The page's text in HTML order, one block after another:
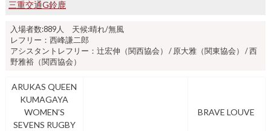
三重交通G鈴鹿
入場者数:889人 天候:晴れ/無風
レフリー：西峰謙二郎
アシスタントレフリー：辻宏伸（関西協会） / 原大雅（関東協会） / 西
野雅裕（関西協会）
ARUKAS QUEEN
KUMAGAYA
WOMEN’S
SEVENS RUGBY
BRAVE LOUVE